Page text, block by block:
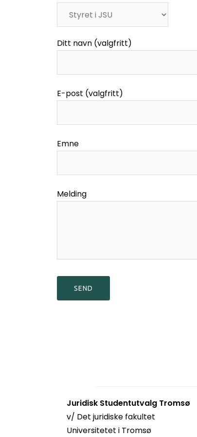
Ditt navn (valgfritt)
E-post (valgfritt)
Emne
Melding
Juridisk Studentutvalg Tromsø
v/ Det juridiske fakultet
Universitetet i Tromsø